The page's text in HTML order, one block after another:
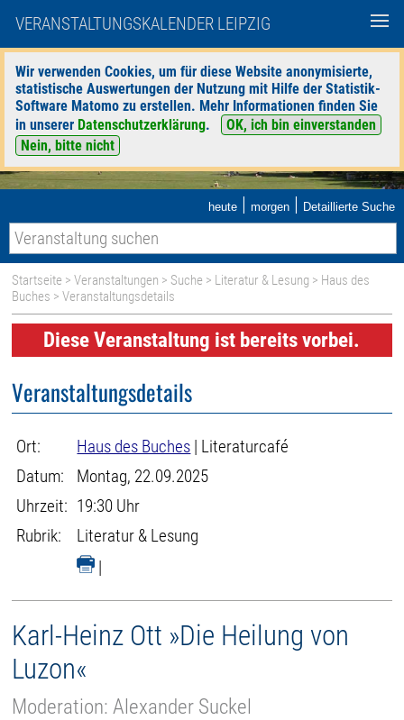
VERANSTALTUNGSKALENDER LEIPZIG
Wir verwenden Cookies, um für diese Website anonymisierte,
statistische Auswertungen der Nutzung mit Hilfe der Statistik-
Software Matomo zu erstellen. Mehr Informationen finden Sie
in unserer Datenschutzerklärung.
OK, ich bin einverstanden
Nein, bitte nicht
heute | morgen | Detaillierte Suche
Startseite >Veranstaltungen > Suche > Literatur & Lesung > Haus des
Buches > Veranstaltungsdetails
Diese Veranstaltung ist bereits vorbei.
Veranstaltungsdetails
Ort: Haus des Buches | Literaturcafé
Datum:
Montag, 22.09.2025
Uhrzeit: 19:30 Uhr
Rubrik:
Literatur & Lesung
|
Karl-Heinz Ott »Die Heilung von
Luzon«
Moderation: Alexander Suckel